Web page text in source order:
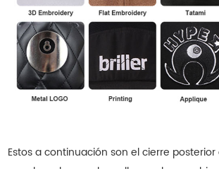
Estos a continuación son el cierre posterior